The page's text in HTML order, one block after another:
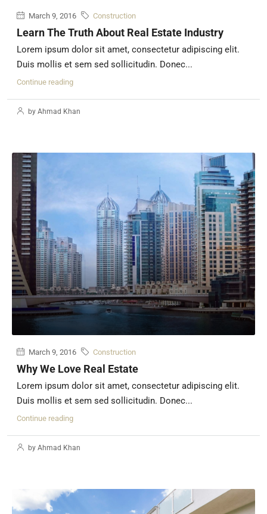
March 9, 2016 Construction
Learn The Truth About Real Estate Industry
Lorem ipsum dolor sit amet, consectetur adipiscing elit.
Duis mollis et sem sed sollicitudin. Donec...
Continue reading
by Ahmad Khan
March 9, 2016 Construction
Why We Love Real Estate
Lorem ipsum dolor sit amet, consectetur adipiscing elit.
Duis mollis et sem sed sollicitudin. Donec...
Continue reading
by Ahmad Khan